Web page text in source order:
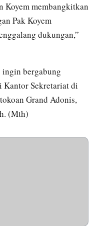
Koyem membangkitkan
Pak Koyem
dukungan,”
ingin bergabung
Kantor Sekretariat di
Grand Adonis,
(Mth)